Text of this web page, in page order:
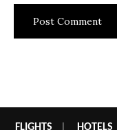
FLIGHTS HOTELS